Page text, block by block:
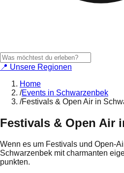
📍 Unsere Regionen
Home
/Events in Schwarzenbek
/Festivals & Open Air in
Festivals & Open Air
Wenn es um Festivals und Open-
Schwarzenbek mit charmanten
punkten.